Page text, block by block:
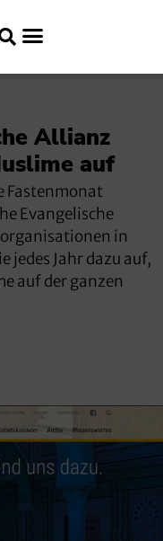
Allianz
auf
Fastenmonat
Evangelische
in
jedes Jahr dazu auf,
auf der ganzen